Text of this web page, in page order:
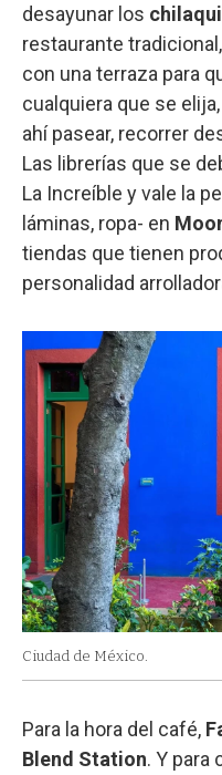
desayunar los
restaurante
con una terraza para
cualquiera que se
ahí pasear, recorrer
Las librerías que se
La Increíble y vale la
láminas, ropa- en
tiendas que tienen
personalidad
Ciudad de México.
Para la hora del café,
Blend Station. Y para